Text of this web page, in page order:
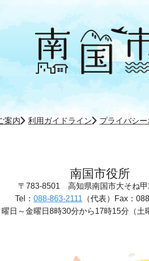
案内 利用ガイドライン プライバシ
南国市役所
〒783-8501 高知県南国市大そね
Tel： 088-863-2111 （代表）
Fax：
曜日～金曜日8時30分から17時15分 （